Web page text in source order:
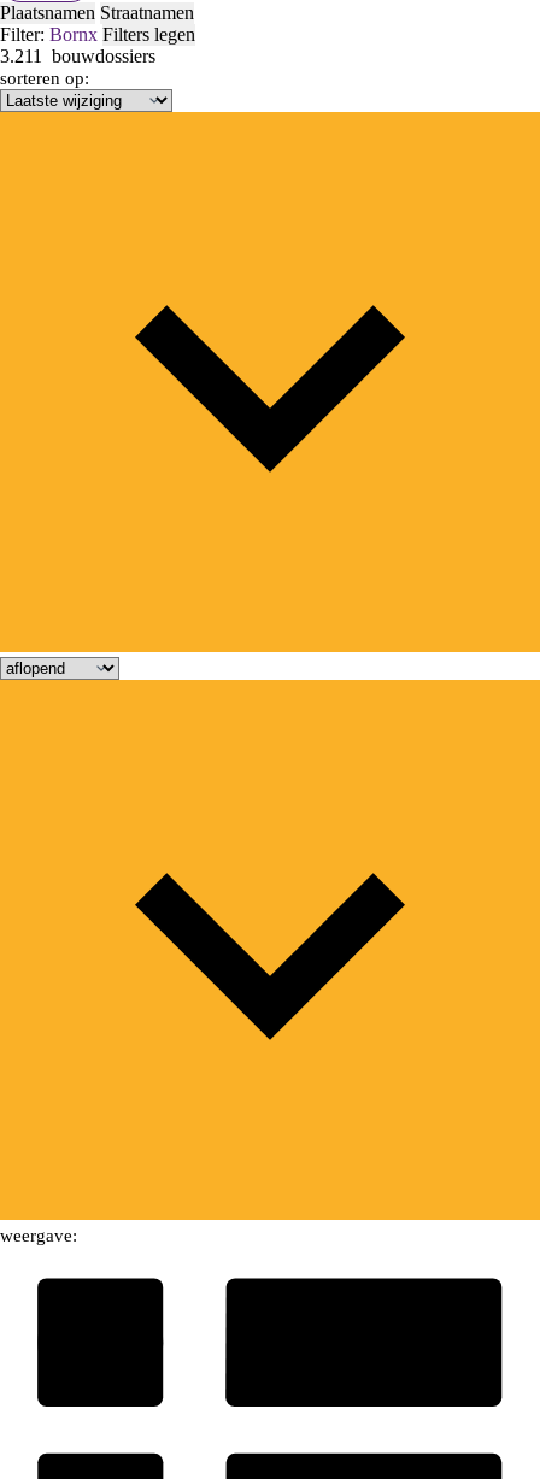
Plaatsnamen Straatnamen
Filter: Bornx Filters legen
3.211
bouwdossiers
sorteren op:
weergave: